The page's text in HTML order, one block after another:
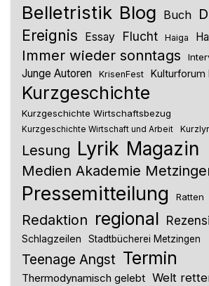
Belletristik Blog Buch
Ereignis Essay Flucht Haiga
Immer wieder sonntags
Junge Autoren KrisenFest Kulturforum
Kurzgeschichte
Kurzgeschichte Wirtschaftsbezug
Kurzgeschichte Wirtschaft und Arbeit
Lesung Lyrik Magazin
Medien Akademie
Pressemitteilung Ratten
Redaktion regional
Schlagzeilen Stadtbücherei Metzingen
Teenage Angst Termin
Thermodynamisch gelebt Welt